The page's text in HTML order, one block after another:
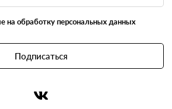
на обработку персональных данных
Подписаться